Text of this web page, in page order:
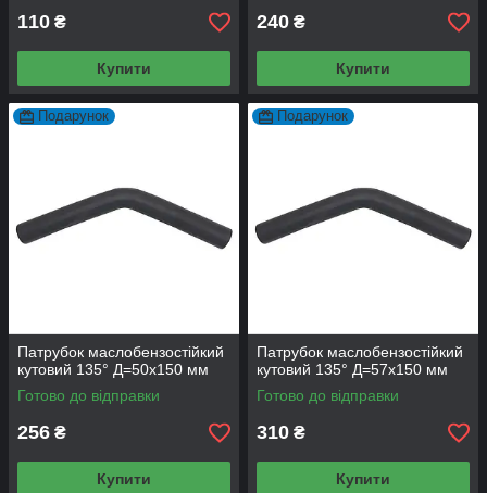
110 ₴
Купити
240 ₴
Купити
Подарунок
Патрубок маслобензостійкий
кутовий 135° Д=50х150 мм
Готово до відправки
256 ₴
Купити
Подарунок
Патрубок маслобензостійкий
кутовий 135° Д=57х150 мм
Готово до відправки
310 ₴
Купити